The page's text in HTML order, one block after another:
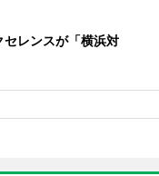
セレンスが「横浜対